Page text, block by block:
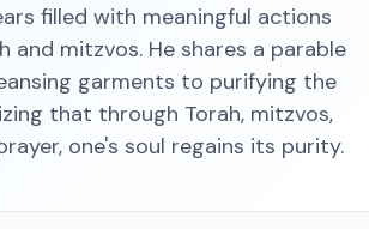
filled with meaningful actions
and mitzvos. He shares a parable
garments to purifying the
that through Torah, mitzvos,
one's soul regains its purity.